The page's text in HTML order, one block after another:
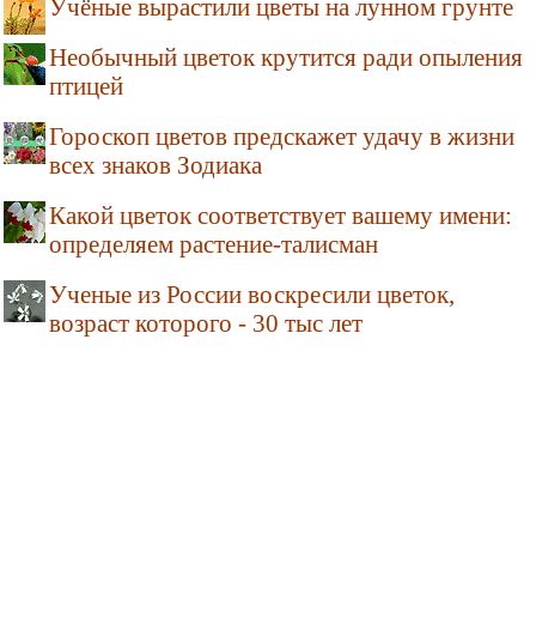
Учёные вырастили цветы на лунном грунте
Необычный цветок крутится ради опыления
птицей
Гороскоп цветов предскажет удачу в жизни
всех знаков Зодиака
Какой цветок соответствует вашему имени:
определяем растение-талисман
Ученые из России воскресили цветок,
возраст которого - 30 тыс лет